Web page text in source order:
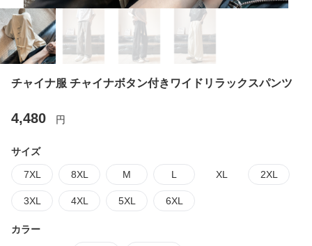
チャイナ服 チャイナボタン付きワイドリラックスパンツ
4,480 円
サイズ
7XL 8XL M L XL 2XL
3XL 4XL 5XL 6XL
カラー